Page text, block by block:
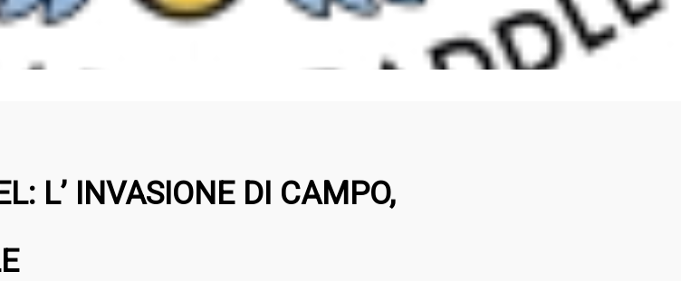
L’ INVASIONE DI CAMPO,